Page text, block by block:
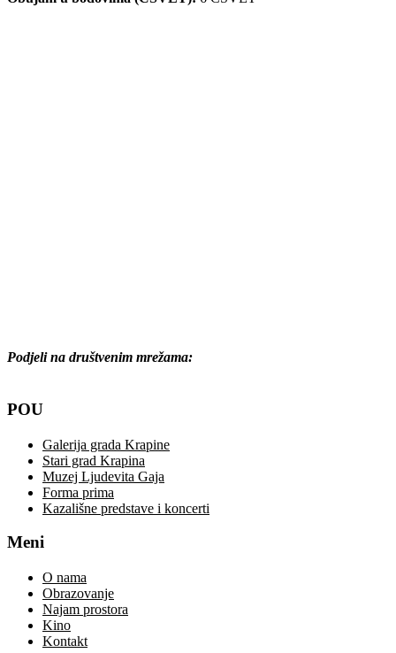
Podjeli na društvenim mrežama:
POU
Galerija grada Krapine
Stari grad Krapina
Muzej Ljudevita Gaja
Forma prima
Kazališne predstave i koncerti
Meni
O nama
Obrazovanje
Najam prostora
Kino
Kontakt